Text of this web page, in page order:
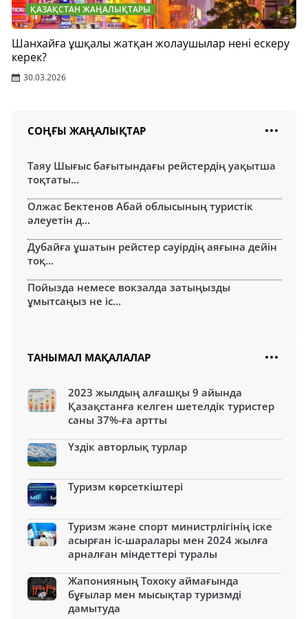
ҚАЗАҚСТАН ЖАҢАЛЫҚТАРЫ
Шанхайға ұшқалы жатқан жолаушылар нені ескеру
керек?
30.03.2026
СОҢҒЫ ЖАҢАЛЫҚТАР
Таяу Шығыс бағытындағы рейстердің уақытша
тоқтаты...
Олжас Бектенов Абай облысының туристік
әлеуетін д...
Дубайға ұшатын рейстер сәуірдің аяғына дейін
тоқ...
Пойызда немесе вокзалда затыңызды
ұмытсаңыз не іс...
ТАНЫМАЛ МАҚАЛАЛАР
2023 жылдың алғашқы 9 айында
Қазақстанға келген шетелдік туристер
саны 37%-ға артты
Үздік авторлық турлар
Туризм көрсеткіштері
Туризм және спорт министрлігінің іске
асырған іс-шаралары мен 2024 жылға
арналған міндеттері туралы
Жапонияның Тохоку аймағында
бұғылар мен мысықтар туризмді
дамытуда